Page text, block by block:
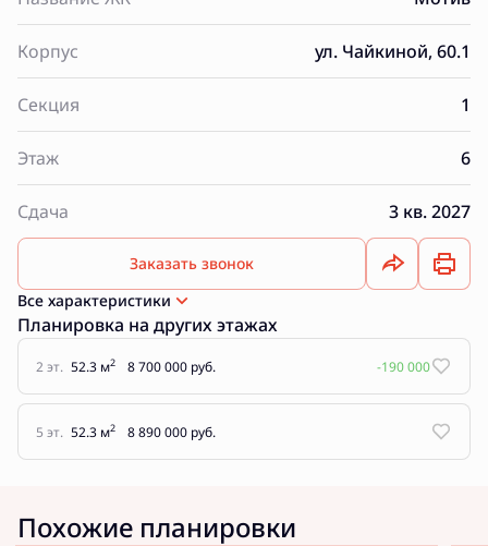
Корпус ул. Чайкиной, 60.1
Секция 1
Этаж 6
Сдача 3 кв. 2027
Заказать звонок
Все характеристики
Планировка на других этажах
2 эт. 52.3 м2 8 700 000 руб. -190 000
5 эт. 52.3 м2 8 890 000 руб.
Похожие планировки